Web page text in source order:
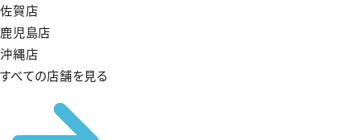
佐賀店
鹿児島店
沖縄店
すべての店舗を見る